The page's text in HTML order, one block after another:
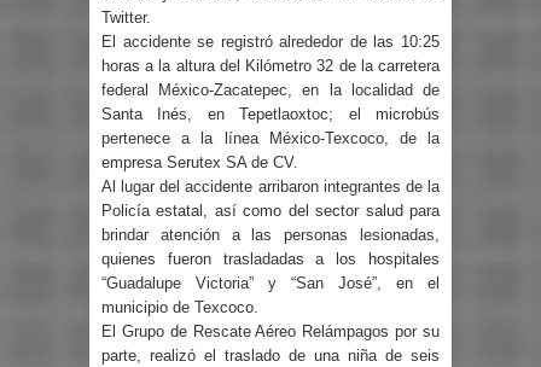
Twitter.
El accidente se registró alrededor de las 10:25
horas a la altura del Kilómetro 32 de la carretera
federal México-Zacatepec, en la localidad de
Santa Inés, en Tepetlaoxtoc; el microbús
pertenece a la línea México-Texcoco, de la
empresa Serutex SA de CV.
Al lugar del accidente arribaron integrantes de la
Policía estatal, así como del sector salud para
brindar atención a las personas lesionadas,
quienes fueron trasladadas a los hospitales
“Guadalupe Victoria” y “San José”, en el
municipio de Texcoco.
El Grupo de Rescate Aéreo Relámpagos por su
parte, realizó el traslado de una niña de seis